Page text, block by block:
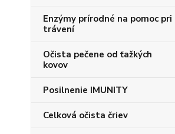
Enzýmy prírodné na pomoc pri
trávení
Očista pečene od ťažkých
kovov
Posilnenie IMUNITY
Celková očista čriev